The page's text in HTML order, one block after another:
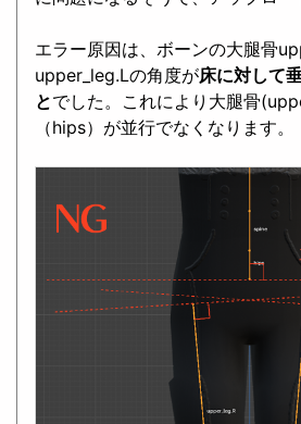
エラー原因は、ボーンの大腿骨
upper_leg.Lの角度が床に対して
とでした。これにより大腿骨
（hips）が並行でなくなります。